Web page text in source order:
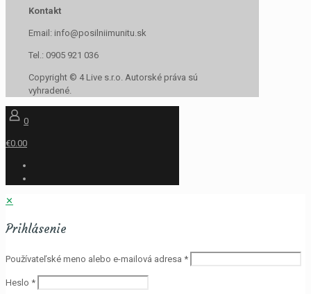
Kontakt
Email: info@posilniimunitu.sk
Tel.: 0905 921 036
Copyright © 4 Live s.r.o. Autorské práva sú
vyhradené.
0
€0.00
✕
Prihlásenie
Používateľské meno alebo e-mailová adresa *
Heslo *